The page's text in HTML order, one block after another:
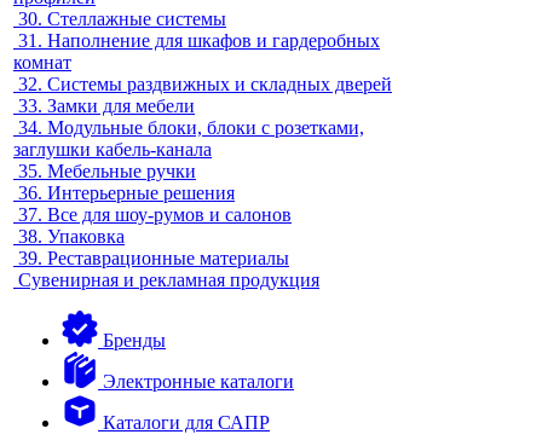
30. Стеллажные системы
31. Наполнение для шкафов и гардеробных
комнат
32. Системы раздвижных и складных дверей
33. Замки для мебели
34. Модульные блоки, блоки с розетками,
заглушки кабель-канала
35. Мебельные ручки
36. Интерьерные решения
37. Все для шоу-румов и салонов
38. Упаковка
39. Реставрационные материалы
Сувенирная и рекламная продукция
Бренды
Электронные каталоги
Каталоги для САПР